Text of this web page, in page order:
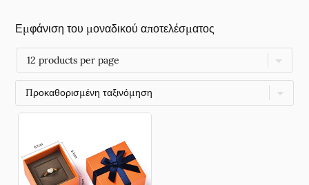
Εμφάνιση του μοναδικού αποτελέσματος